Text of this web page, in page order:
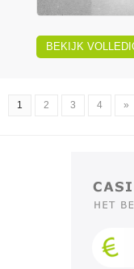
BEKIJK
1 2 3 4 »